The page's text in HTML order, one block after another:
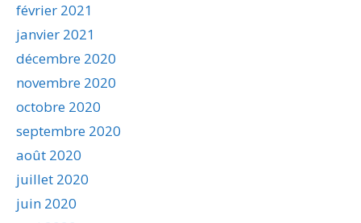
février 2021
janvier 2021
décembre 2020
novembre 2020
octobre 2020
septembre 2020
août 2020
juillet 2020
juin 2020